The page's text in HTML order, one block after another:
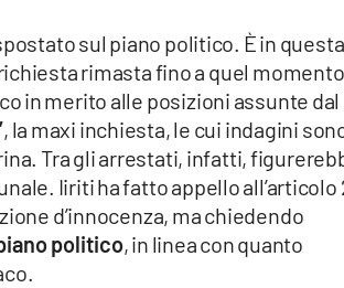
sul piano politico. È in questa
rimasta fino a quel
in merito alle posizioni assunte dal
, la maxi inchiesta, le cui indagini
Tra gli arrestati, infatti,
Iiriti ha fatto appello all’articolo
d’innocenza, ma chiedendo
politico, in linea con quanto